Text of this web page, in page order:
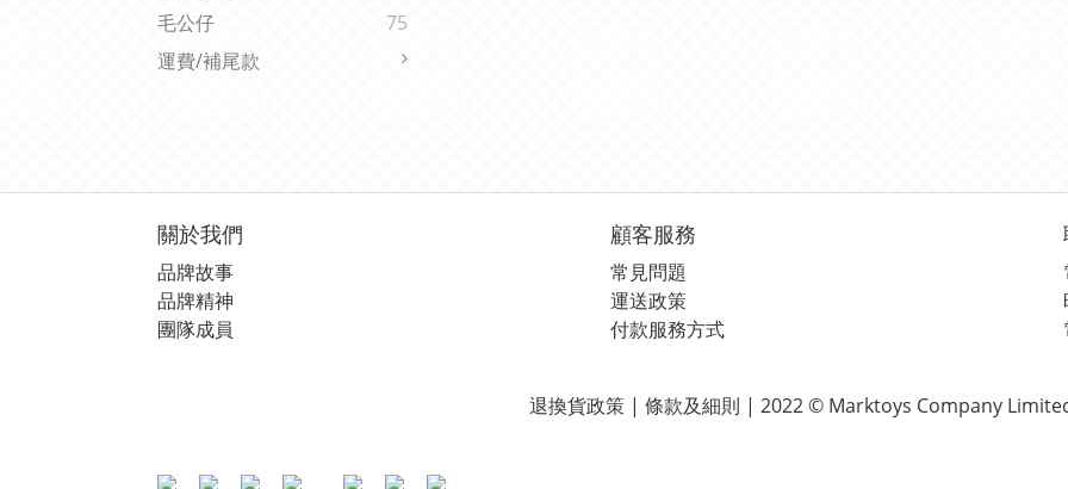
毛公仔
75
運費/補尾款
關於我們
品牌故事
品牌精神
團隊成員
顧客服務
常見問題
運送政策
付款服務方式
退換貨政策 | 條款及細則 | 2022 © Marktoys Company